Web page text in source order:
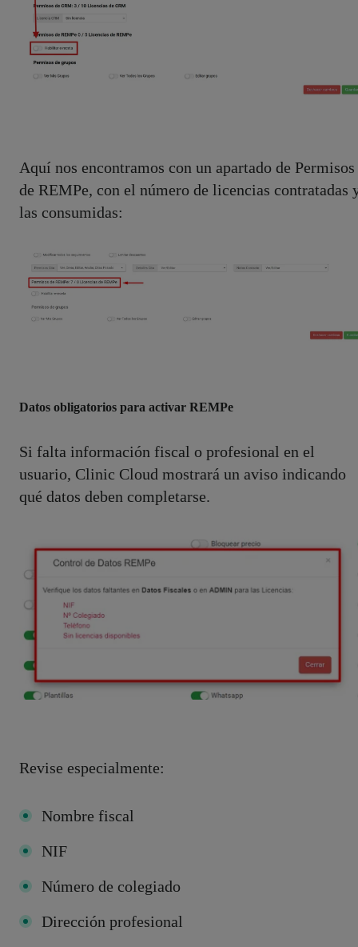
Aquí nos encontramos con un apartado de Permisos
de REMPe, con el número de licencias contratadas
las consumidas:
Datos obligatorios para activar REMPe
Si falta información fiscal o profesional en el
usuario, Clinic Cloud mostrará un aviso indicando
qué datos deben completarse.
Revise especialmente:
Nombre fiscal
NIF
Número de colegiado
Dirección profesional